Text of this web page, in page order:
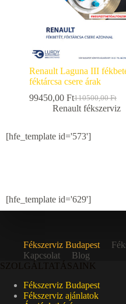
Renault Laguna III
féktárcsa csere árak
110500,00Ft
99450,00 Ft
Renault fékszerviz
[hfe_template id='573']
[hfe_template id='629']
Fékszerviz Budapest
Kapcsolat
Blog
SZOLGÁLTATÁSAINK
Fékszerviz Budapest
Fékszerviz ajánlatok